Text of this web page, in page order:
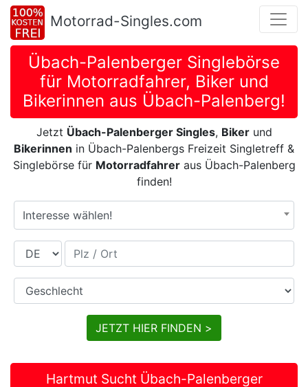
Motorrad-Singles.com
Übach-Palenberger Singlebörse
für Motorradfahrer, Biker und
Bikerinnen aus Übach-Palenberg!
Jetzt Übach-Palenberger Singles, Bikerund
Bikerinnen in Übach-Palenbergs Freizeit Singletreff &
Singlebörse für Motorradfahreraus Übach-Palenberg
finden!
Interesse wählen!
Land Plz / Ort
Geschlecht
JETZT HIER FINDEN >
Hartmut Sucht Übach-Palenberger